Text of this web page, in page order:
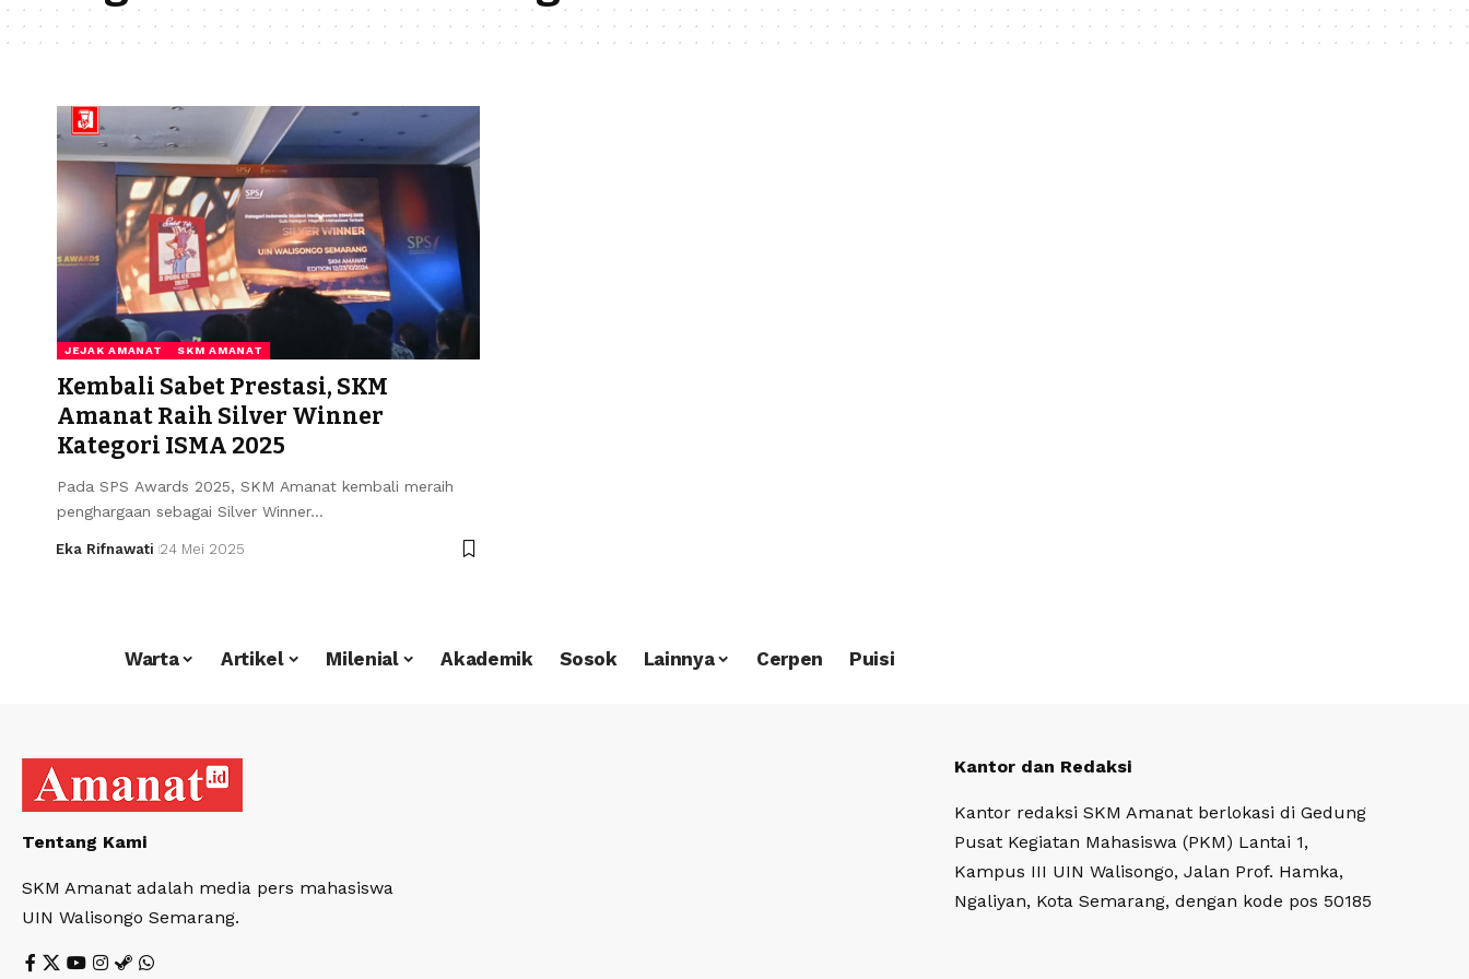
JEJAK AMANAT SKM AMANAT
Kembali Sabet Prestasi, SKM
Amanat Raih Silver Winner
Kategori ISMA 2025
Pada SPS Awards 2025, SKM Amanat kembali meraih
penghargaan sebagai Silver Winner…
Eka Rifnawati 24 Mei 2025
Warta Artikel Milenial Akademik Sosok Lainnya Cerpen Puisi
Tentang Kami
SKM Amanat adalah media pers mahasiswa
UIN Walisongo Semarang.
Kantor dan Redaksi
Kantor redaksi SKM Amanat berlokasi di Gedung
Pusat Kegiatan Mahasiswa (PKM) Lantai 1,
Kampus III UIN Walisongo, Jalan Prof. Hamka,
Ngaliyan, Kota Semarang, dengan kode pos 50185